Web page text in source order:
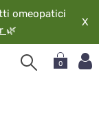
omeopatici
🌿
X
0